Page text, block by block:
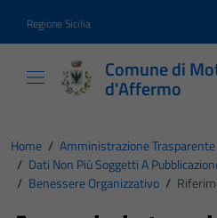
Regione Sicilia
Comune di
d'Affermo
Home / Amministrazione Trasparente
/ Dati Non Più Soggetti A
/ Benessere Organizzativo /